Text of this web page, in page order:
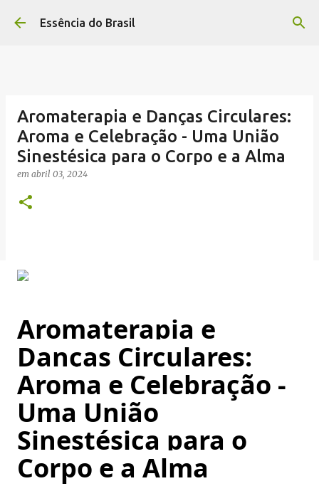
Pular para o conteúdo principal
Essência do Brasil
Aromaterapia e Danças Circulares:
Aroma e Celebração - Uma União
Sinestésica para o Corpo e a Alma
em abril 03, 2024
Aromaterapia e
Danças Circulares:
Aroma e Celebração -
Uma União
Sinestésica para o
Corpo e a Alma